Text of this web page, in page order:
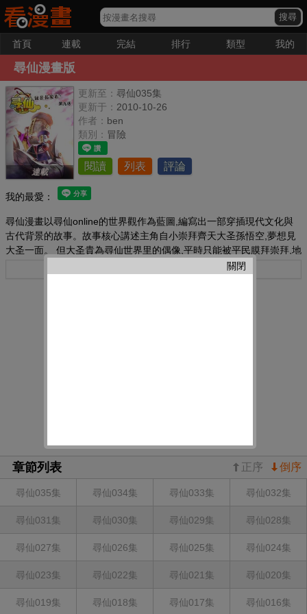
首頁 連載 完結 排行 類型 我的
尋仙漫畫版
連載
更新至： 尋仙035集
更新于： 2010-10-26
作者： ben
類別： 冒險
閱讀 列表 評論
我的最愛：
尋仙漫畫以尋仙online的世界觀作為藍圖,編寫出一部穿插現代文化與
古代背景的故事。故事核心講述主角自小崇拜齊天大圣孫悟空,夢想見
大圣一面。 但大圣貴為尋仙世界里的偶像,平時只能被平民膜拜崇拜,地
位相當于現在的周董。有怎會那么容易讓主角給見著呢？ 這部以尋找
章節列表 倒序
正序
尋仙035集 尋仙034集 尋仙033集 尋仙032集
尋仙031集 尋仙030集 尋仙029集 尋仙028集
尋仙027集 尋仙026集 尋仙025集 尋仙024集
尋仙023集 尋仙022集 尋仙021集 尋仙020集
尋仙019集 尋仙018集 尋仙017集 尋仙016集
關閉